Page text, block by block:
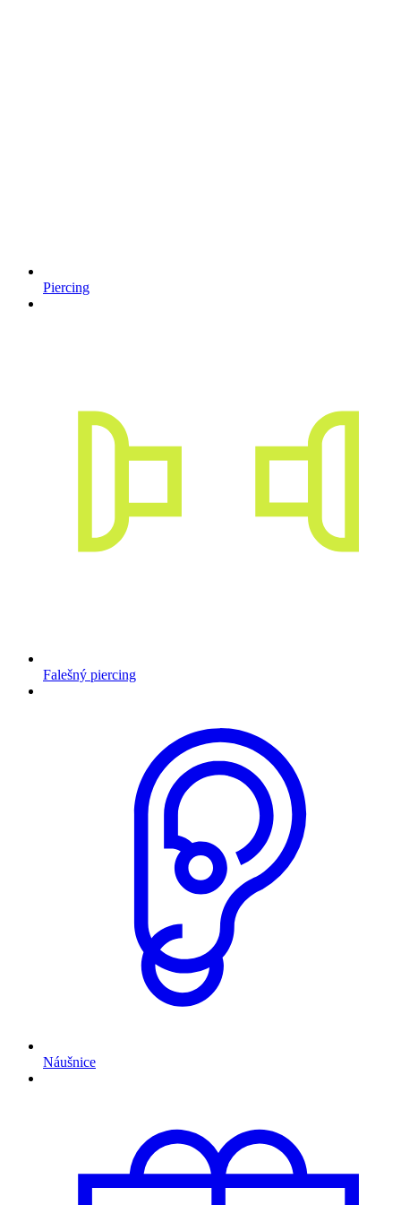
Piercing
Falešný piercing
Náušnice